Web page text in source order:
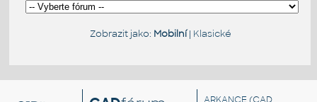
Zobrazit jako: Mobilní| Klasické